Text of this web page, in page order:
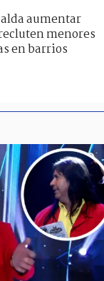
aumentar
menores
en barrios